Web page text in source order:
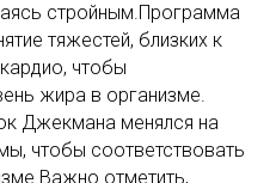
стройным.Программа
тяжестей, близких к
чтобы
жира в организме.
Джекмана менялся на
чтобы соответствовать
отметить,